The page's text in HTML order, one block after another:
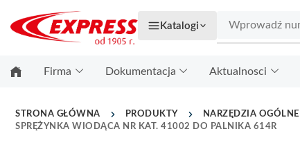
Katalogi
Firma Dokumentacja Aktualnosci
STRONA GŁÓWNA PRODUKTY NARZĘDZIA OGÓLNE
SPRĘŻYNKA WIODĄCA NR KAT. 41002 DO PALNIKA 614R